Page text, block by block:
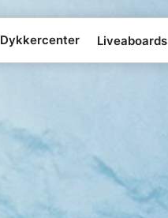
Dykkercenter Liveaboards